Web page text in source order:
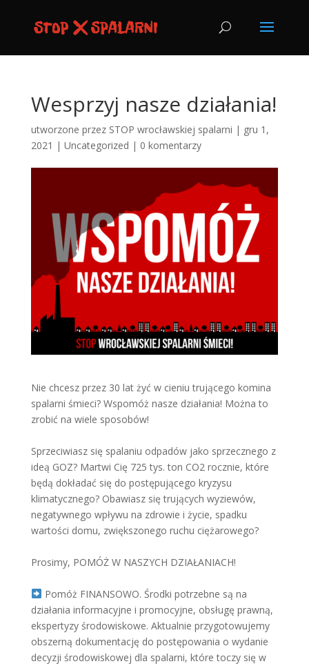
Wesprzyj nasze działania!
utworzone przez STOP wrocławskiej spalarni | gru 1,
2021 | Uncategorized | 0 komentarzy
Nie chcesz przez 30 lat żyć w cieniu trującego komina
spalarni śmieci? Wspomóż nasze działania! Można to
zrobić na wiele sposobów!
Sprzeciwiasz się spalaniu odpadów jako sprzecznego z
ideą GOZ? Martwi Cię 725 tys. ton CO2 rocznie, które
będą dokładać się do postępującego kryzysu
klimatycznego? Obawiasz się trujących wyziewów,
negatywnego wpływu na zdrowie i życie, spadku
wartości domu, zwiększonego ruchu ciężarowego?
Prosimy, POMÓŻ W NASZYCH DZIAŁANIACH!
Pomóż FINANSOWO. Środki potrzebne są na
działania informacyjne i promocyjne, obsługę prawną,
ekspertyzy środowiskowe. Aktualnie przygotowujemy
obszerną dokumentację do postępowania o wydanie
decyzji środowiskowej dla spalarni, które toczy się w